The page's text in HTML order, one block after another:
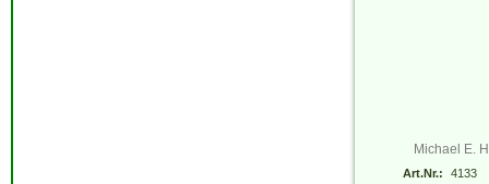
Michael E.
Art.Nr.: 4133